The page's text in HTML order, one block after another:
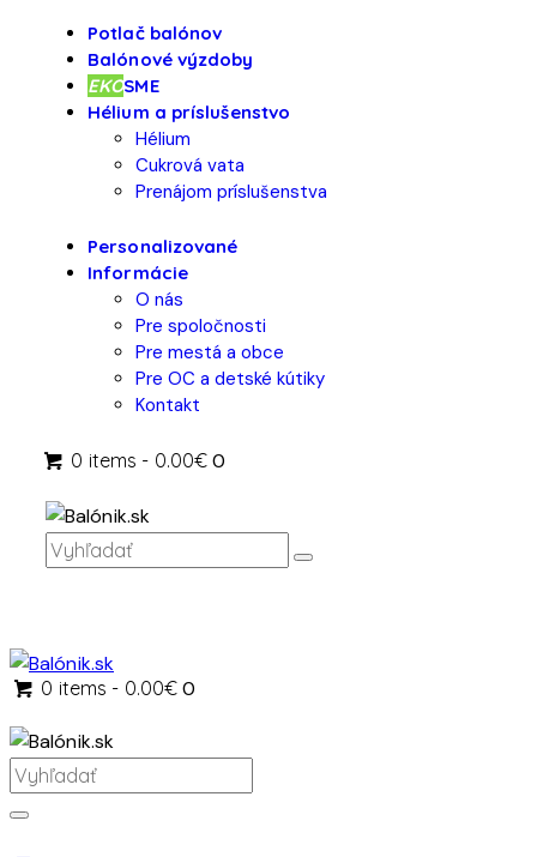
Potlač balónov
Balónové výzdoby
EKOSME
Hélium a príslušenstvo
Hélium
Cukrová vata
Prenájom príslušenstva
Personalizované
Informácie
O nás
Pre spoločnosti
Pre mestá a obce
Pre OC a detské kútiky
Kontakt
0 items - 0.00€ 0
0 items - 0.00€ 0